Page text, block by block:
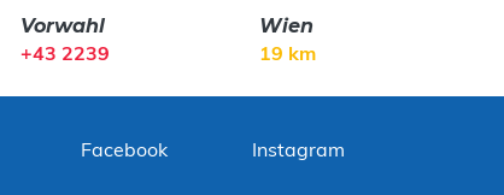
Vorwahl
+43 2239
Wien
19 km
Facebook Instagram